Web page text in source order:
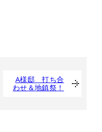
A様邸 打ち合
わせ＆地鎮祭！